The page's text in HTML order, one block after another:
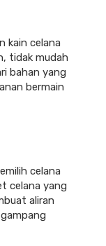
kain celana
tidak mudah
bahan yang
bermain
celana
celana yang
aliran